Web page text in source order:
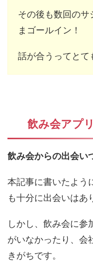
その後も数回のサ
まゴールイン！
話が合うってとて
飲み会アプ
飲み会からの出会い
本記事に書いたよう
も十分に出会いはあ
しかし、飲み会に参
がいなかったり、会
きがちです。